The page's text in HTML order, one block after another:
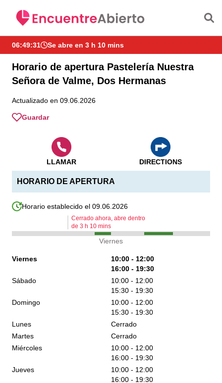
06:49:31 Se abre en 3 h 10 mins
Horario de apertura Pastelería Nuestra
Señora de Valme, Dos Hermanas
Actualizado en 09.06.2026
Guardar
HORARIO DE APERTURA
Horario establecido el 09.06.2026
Cerrado ahora, abre dentro
de3 h 10 mins
Viernes
Viernes
10:00 - 12:00
16:00 - 19:30
Sábado
10:00 - 12:00
15:30 - 19:30
Domingo
10:00 - 12:00
15:30 - 19:30
Lunes
Cerrado
Martes
Cerrado
Miércoles
10:00 - 12:00
16:00 - 19:30
Jueves
10:00 - 12:00
16:00 - 19:30
LLAMAR DIRECTIONS